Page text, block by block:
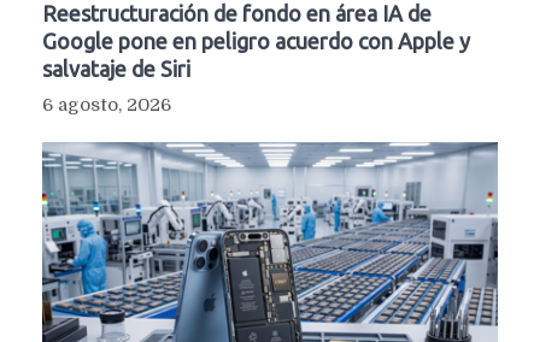
Reestructuración de fondo en área IA de
Google pone en peligro acuerdo con Apple y
salvataje de Siri
6 agosto, 2026